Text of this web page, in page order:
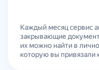
Каждый месяц сервис
закрывающие
их можно найти в
которую вы привязали